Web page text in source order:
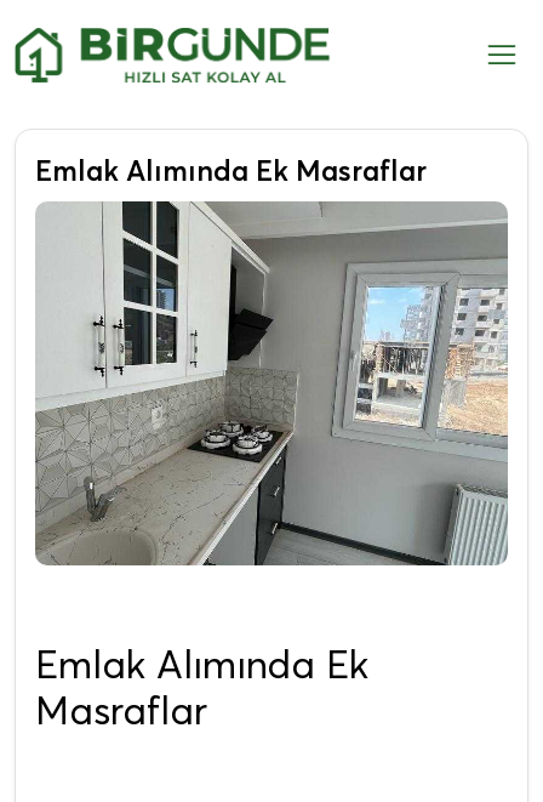
Emlak Alımında Ek Masraflar
Emlak Alımında Ek
Masraflar